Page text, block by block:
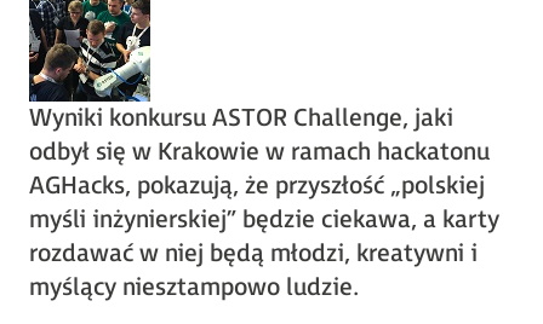
Wyniki konkursu ASTOR Challenge, jaki
odbył się w Krakowie w ramach hackatonu
AGHacks, pokazują, że przyszłość „polskiej
myśli inżynierskiej” będzie ciekawa, a karty
rozdawać w niej będą młodzi, kreatywni i
myślący niesztampowo ludzie.